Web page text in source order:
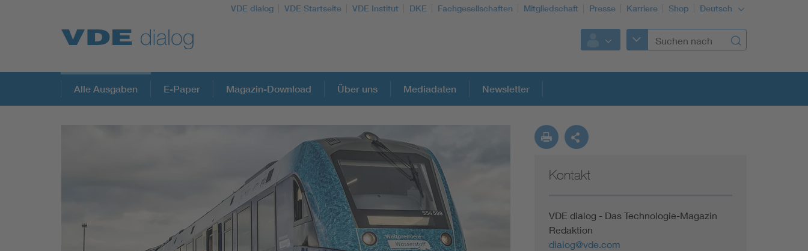
VDE dialog VDE Startseite VDE Institut DKE Fachgesellschaften Mitgliedschaft Presse Karriere Shop Deutsch
Alle Ausgaben E-Paper Magazin-Download Über uns Mediadaten Newsletter
Kontakt
VDE dialog - Das Technologie-Magazin
Redaktion
dialog@vde.com